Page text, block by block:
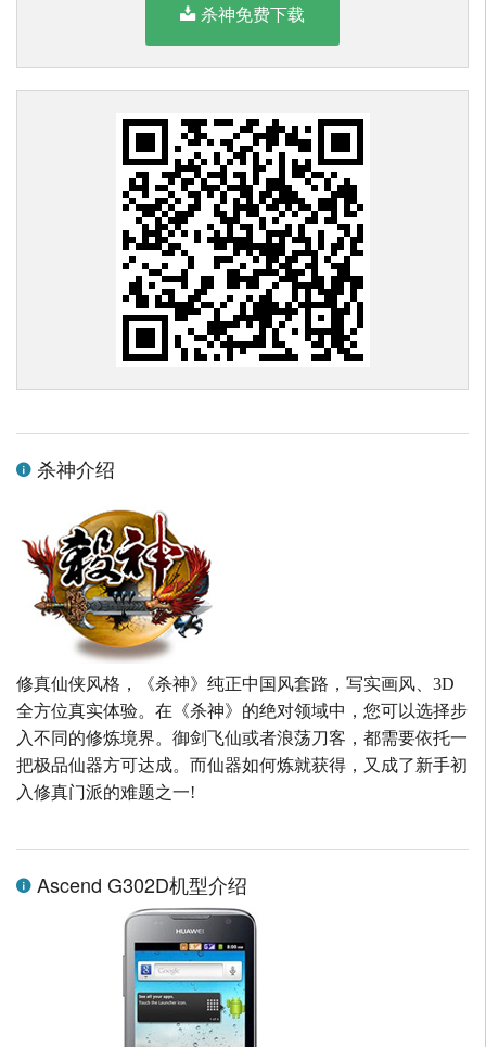
杀神免费下载
杀神介绍
修真仙侠风格，《杀神》纯正中国风套路，写实画风、3D
全方位真实体验。在《杀神》的绝对领域中，您可以选择步
入不同的修炼境界。御剑飞仙或者浪荡刀客，都需要依托一
把极品仙器方可达成。而仙器如何炼就获得，又成了新手初
入修真门派的难题之一!
Ascend G302D机型介绍